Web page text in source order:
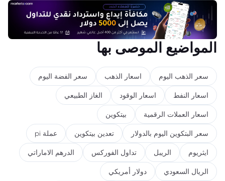
المواضيع الموصى بها
سعر الذهب اليوم اسعار الذهب سعر الفضة اليوم
اسعار النفط اسعار الوقود الغاز الطبيعي
اسعار العملات الرقمية بيتكوين
سعر البتكوين اليوم بالدولار تعدين بيتكوين عملة pi
ايثريوم الريبل تداول الفوركس الدرهم الاماراتي
الريال السعودي دولار أمريكي